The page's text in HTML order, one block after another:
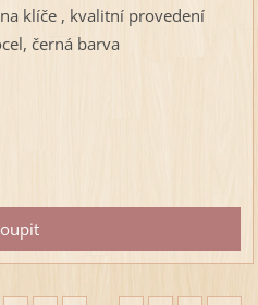
klíče , kvalitní provedení
černá barva